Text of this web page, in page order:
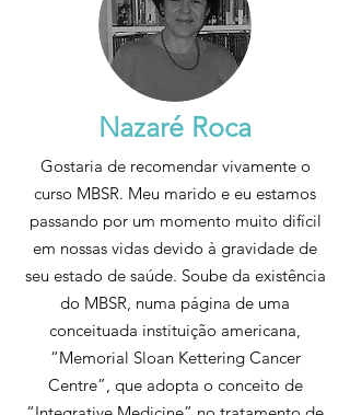
Nazaré Roca
Gostaria de recomendar vivamente o
curso MBSR. Meu marido e eu estamos
passando por um momento muito difícil
em nossas vidas devido à gravidade de
seu estado de saúde. Soube da existência
do MBSR, numa página de uma
conceituada instituição americana,
“Memorial Sloan Kettering Cancer
Centre”, que adopta o conceito de